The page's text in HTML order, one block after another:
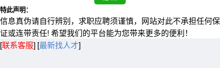
特此声明：
信息真伪请自行辨别，求职应聘须谨慎，网站对此不承担任何保
证或连带责任! 希望我们的平台能为您带来更多的便利！
[联系客服] [最新找人才]